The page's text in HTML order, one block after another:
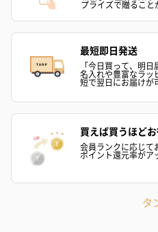
おつまみ・その他
お酒にぴったりのおつまみ・サ
ごろ
プライズで贈ること
最短即日発送
「今日買って、明日
名入れや豊富なラッ
短で翌日にお届けが
買えば買うほど
会員ランクに応じて
ポイント還元率がア
タ